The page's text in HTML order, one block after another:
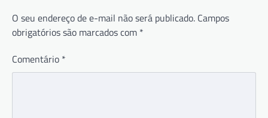
O seu endereço de e-mail não será publicado. Campos
obrigatórios são marcados com *
Comentário *